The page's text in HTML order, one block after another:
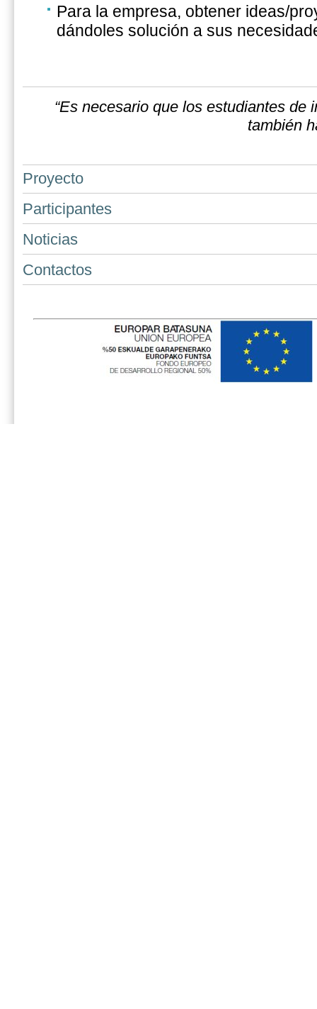
Para la empresa, obtener ideas/
dándoles solución a sus
“Es necesario que los estudiantes
también
Proyecto
Participantes
Noticias
Contactos